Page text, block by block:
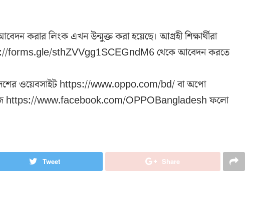
করার লিংক এখন উন্মুক্ত করা হয়েছে। আগ্রহী শিক্ষার্থীরা
forms.gle/sthZVVgg1SCEGndM6 থেকে আবেদন করতে
ওয়েবসাইট https://www.oppo.com/bd/ বা অপো
https://www.facebook.com/OPPOBangladesh ফলো
Tweet Share